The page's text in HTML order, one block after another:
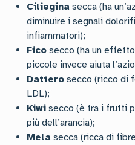
Ciliegina secca (ha
diminuire i segnali
infiammatori);
Fico secco (ha un
piccole invece aiuta
Dattero secco (ricco di
LDL);
Kiwi secco (è tra i frutti
più dell’arancia);
Mela secca (ricca di